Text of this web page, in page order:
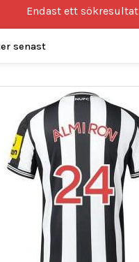
Endast ett sökresultat